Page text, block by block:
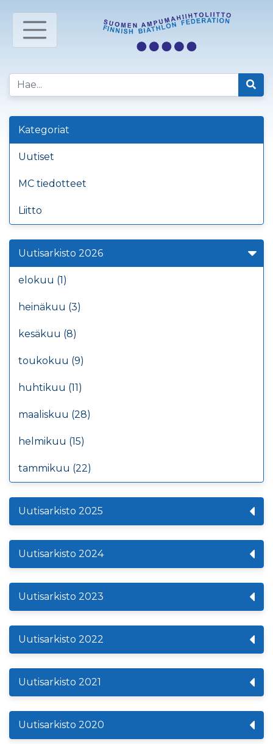
Kategoriat
Uutiset
MC tiedotteet
Liitto
Uutisarkisto 2026
elokuu (1)
heinäkuu (3)
kesäkuu (8)
toukokuu (9)
huhtikuu (11)
maaliskuu (28)
helmikuu (15)
tammikuu (22)
Uutisarkisto 2025
Uutisarkisto 2024
Uutisarkisto 2023
Uutisarkisto 2022
Uutisarkisto 2021
Uutisarkisto 2020